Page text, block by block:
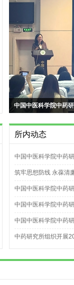
中国中医科学院中药
中国中医科学院中药
所内动态
中国中医科学院中药
办
筑牢思想防线 永葆清
中国中医科学院中药
中国中医科学院中药
中国中医科学院中药
中药研究所组织开展